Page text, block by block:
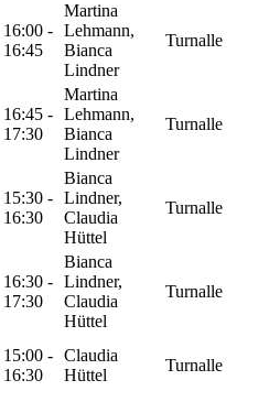
16:00 -
16:45
Martina
Lehmann,
Bianca
Lindner
Turnalle
16:45 -
17:30
Martina
Lehmann,
Bianca
Lindner
Turnalle
15:30 -
16:30
Bianca
Lindner,
Claudia
Hüttel
Turnalle
16:30 -
17:30
Bianca
Lindner,
Claudia
Hüttel
Turnalle
15:00 -
16:30
Claudia
Hüttel
Turnalle